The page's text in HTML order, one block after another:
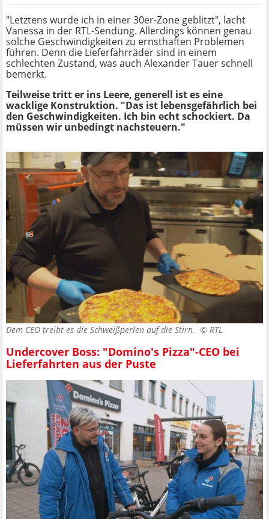
"Letztens wurde ich in einer 30er-Zone geblitzt", lacht
Vanessa in der RTL-Sendung. Allerdings können genau
solche Geschwindigkeiten zu ernsthaften Problemen
führen. Denn die Lieferfahrräder sind in einem
schlechten Zustand, was auch Alexander Tauer schnell
bemerkt.
Teilweise tritt er ins Leere, generell ist es eine
wacklige Konstruktion. "Das ist lebensgefährlich bei
den Geschwindigkeiten. Ich bin echt schockiert. Da
müssen wir unbedingt nachsteuern."
Dem CEO treibt es die Schweißperlen auf die Stirn. © RTL
Undercover Boss: "Domino's Pizza"-CEO bei
Lieferfahrten aus der Puste